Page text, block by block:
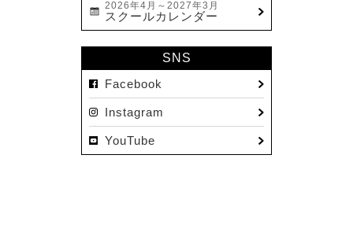
2023.04(15)
2022.11(16)
2026年4月～2027年3月
スクールカレンダー
SNS
Facebook
Instagram
YouTube